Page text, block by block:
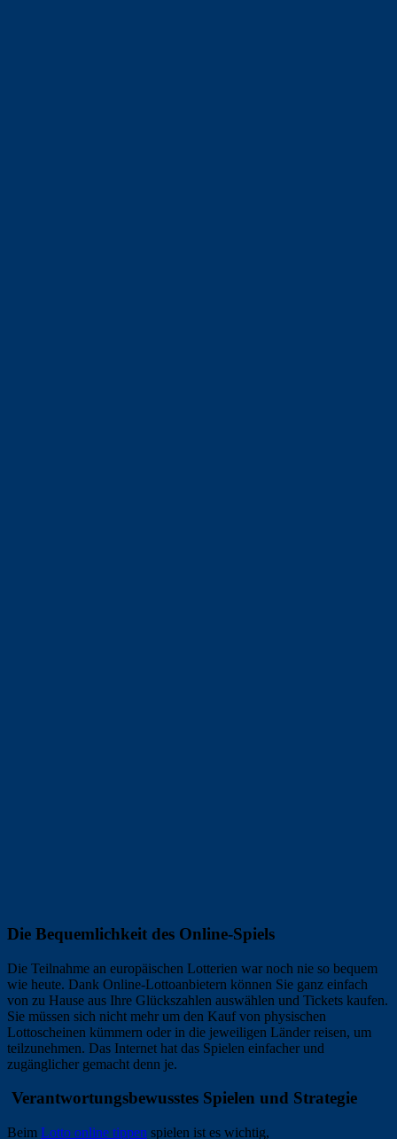
Die Bequemlichkeit des Online-Spiels
Die Teilnahme an europäischen Lotterien war noch nie so bequem
wie heute. Dank Online-Lottoanbietern können Sie ganz einfach
von zu Hause aus Ihre Glückszahlen auswählen und Tickets kaufen.
Sie müssen sich nicht mehr um den Kauf von physischen
Lottoscheinen kümmern oder in die jeweiligen Länder reisen, um
teilzunehmen. Das Internet hat das Spielen einfacher und
zugänglicher gemacht denn je.
Verantwortungsbewusstes Spielen und Strategie
Beim Lotto online tippen spielen ist es wichtig,